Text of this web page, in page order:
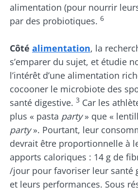
alimentation (pour nourrir
par des probiotiques. 6
Côté alimentation, la
s’emparer du sujet, et étudie
l’intérêt d’une alimentation
cocooner le microbiote des
santé digestive. 3 Car les
plus « pasta party» que «
party». Pourtant, leur
devrait être proportionnelle à
apports caloriques : 14 g de
/jour pour favoriser leur santé
et leurs performances. Sous